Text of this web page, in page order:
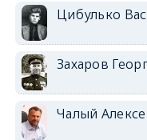
Цибулько
Захаров
Чалый